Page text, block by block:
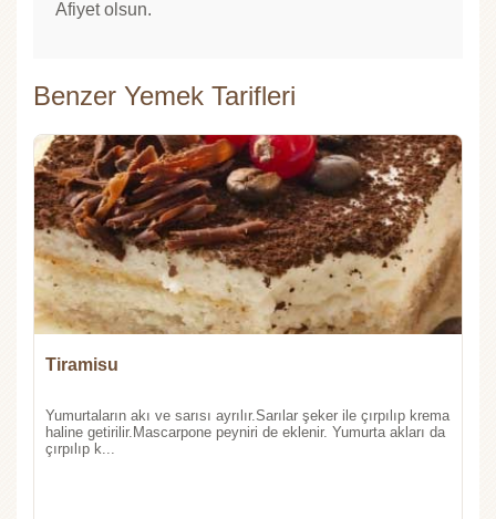
Afiyet olsun.
Benzer Yemek Tarifleri
Tiramisu
Yumurtaların akı ve sarısı ayrılır.Sarılar şeker ile çırpılıp krema
haline getirilir.Mascarpone peyniri de eklenir. Yumurta akları da
çırpılıp k...